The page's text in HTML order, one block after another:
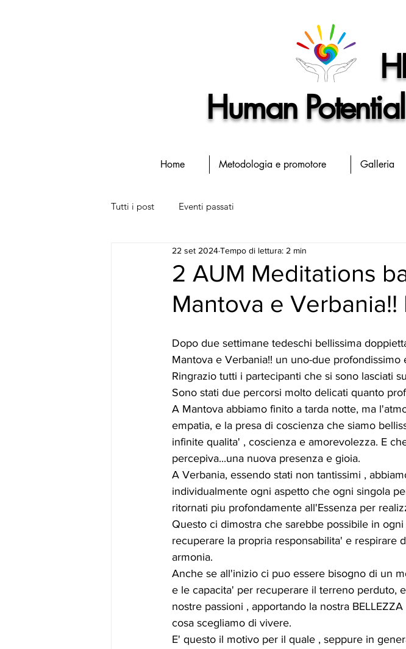
Human
Home Metodologia e promotore Galleria
Tutti i post Eventi passati
2 AUM Meditations
Mantova e Verbania!!
22 set 2024Tempo di lettura: 2 min
Dopo due settimane tedeschi bellissima
Mantova e Verbania!! un uno-due profondissimo
Ringrazio tutti i partecipanti che si sono lasciati
Sono stati due percorsi molto delicati quanto
A Mantova abbiamo finito a tarda notte, ma
empatia, e la presa di coscienza che siamo
infinite qualita' , coscienza e amorevolezza. E
percepiva...una nuova presenza e gioia.
A Verbania, essendo stati non tantissimi ,
individualmente ogni aspetto che ogni singola
ritornati piu profondamente all'Essenza per
Questo ci dimostra che sarebbe possibile in
recuperare la propria responsabilita' e respirare
armonia.
Anche se all'inizio ci puo essere bisogno di un
e le capacita' per recuperare il terreno perduto,
nostre passioni , apportando la nostra
cosa scegliamo di vivere.
E' questo il motivo per il quale , seppure in